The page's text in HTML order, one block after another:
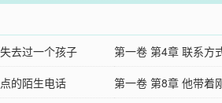
去过一个孩子
第一卷 第4章 联系方
的陌生电话
第一卷 第8章 他带着